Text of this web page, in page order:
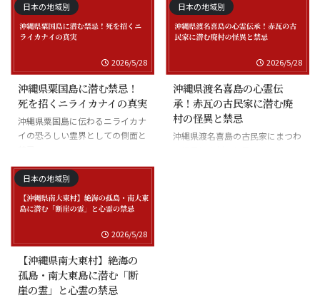
日本の地域別
2026/5/28
沖縄県粟国島に潜む禁忌！
死を招くニライカナイの真実
沖縄県粟国島に伝わるニライカナ
イの恐ろしい霊界としての側面と
日本の地域別
2026/5/28
沖縄県渡名喜島の心霊伝
承！赤瓦の古民家に潜む廃
村の怪異と禁忌
沖縄県渡名喜島の古民家にまつわ
日本の地域別
2026/5/28
【沖縄県南大東村】絶海の
孤島・南大東島に潜む「断
崖の霊」と心霊の禁忌